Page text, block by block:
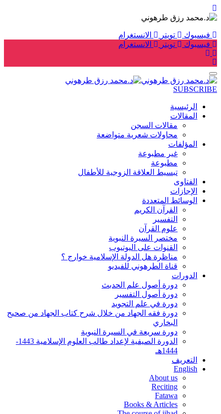
فيسبوك تويتر
الانستغرام
فيسبوك
تويتر الانستغرام
SUBSCRIBE
الرئيسية
المقالات
مقالات السجن
محاولات شعرية متواضعة
المؤلفات
غير مطبوعة
مطبوعة
تبسيط العلاقة الزوجية للأطفال
الفتاوى
الإجازات
الوسائط المتعددة
القرآن الكريم
التفسير
علوم القرآن
مختصر السيرة النبوية
القنوات على اليوتيوب
مناظرة هل الدولة الإسلامية خوارج ؟
قناة الطرهوني للفيديو
الدورات
دورة أصول علم الحدبث
دورة أصول التفسير
دورة في علم التجويد
دورة فقه الجهاد من خلال شرح كتاب الجهاد من صحيح
البخاري
دورة سريعة في السيرة النبوية
الدورة الصيفية لإعداد طالب العلوم الإسلامية 1443-
1444هـ
التعريف
English
About us
Reciting
Fatawa
Books & Articles